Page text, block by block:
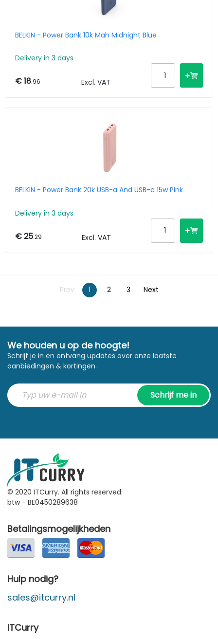
BELKIN - Power Bank 10k Mah Midnight Blue
Delivery in 3 days
€ 18.96 Excl. VAT
BELKIN - Power Bank 20k USB-a And USB-c 15w Pink
Delivery in 3 days
€ 25.29 Excl. VAT
Prev 1 2 3 Next
We houden u op de hoogte!
Schrijf je in en ontvang updates over onze laatste
aanbiedingen & kortingen.
Schrijf me in
© 2020 ITCurry. All rights reserved.
btw - BE0450289638
Betalingsmogelijkheden
Hulp nodig?
sales@itcurry.nl
ITCurry